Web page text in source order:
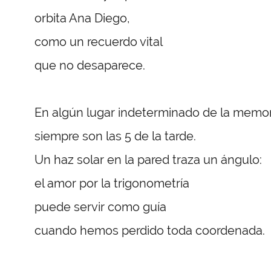
orbita Ana Diego,
como un recuerdo vital
que no desaparece.
En algún lugar indeterminado de la
siempre son las 5 de la tarde.
Un haz solar en la pared traza un ángulo:
el amor por la trigonometría
puede servir como guía
cuando hemos perdido toda coordenada.